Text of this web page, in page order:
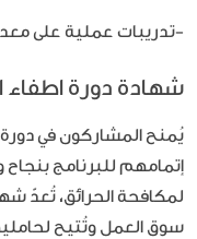
-تدريبات عملية على
شهادة دورة اطفاء
يُمنح المشاركون في
إتمامهم للبرنامج بنجاح
لمكافحة الحرائق، تُعدّ
سوق العمل وتُتيح